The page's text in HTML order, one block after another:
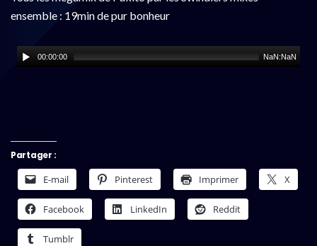
ensemble : 19min de pur bonheur
00:00:00 NaN:NaN
Partager :
E-mail Pinterest Imprimer X
Facebook LinkedIn Reddit
Tumblr